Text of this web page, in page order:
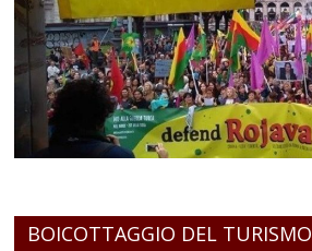
BOICOTTAGGIO DEL TURISMO